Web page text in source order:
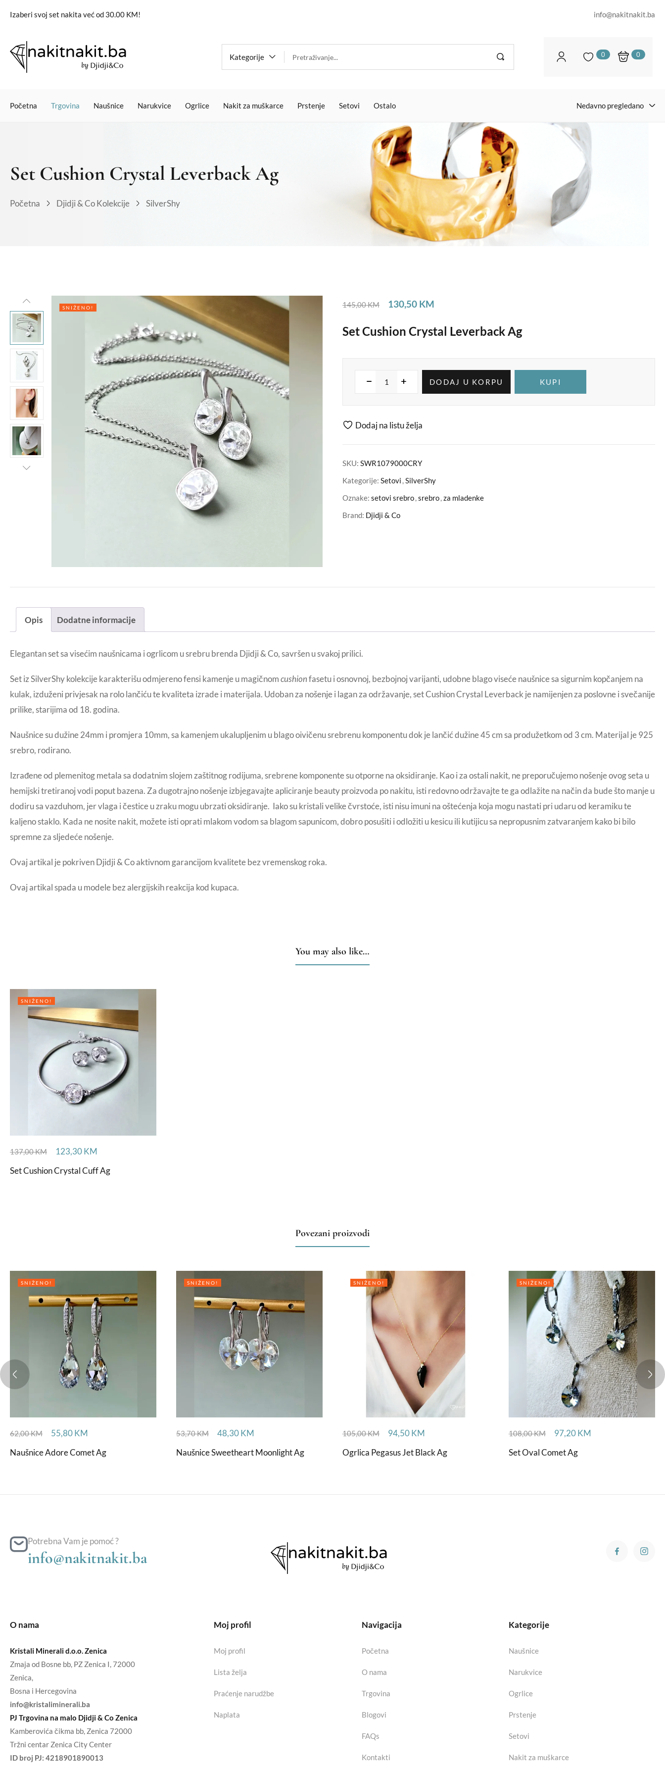
Izaberi svoj set nakita već od 30.00 KM! info@nakitnakit.ba
Kategorije 0 0
Početna Trgovina Naušnice Narukvice Ogrlice Nakit za muškarce Prstenje Setovi Ostalo Nedavno pregledano
Set Cushion Crystal Leverback Ag
Početna Djidji & Co Kolekcije SilverShy
SNIŽENO! 145,00KM 130,50 KM
Set Cushion Crystal Leverback Ag
DODAJ U KORPU KUPI
Dodaj na listu želja
SKU: SWR1079000CRY
Kategorije: Setovi ,SilverShy
Oznake: setovi srebro,srebro,za mladenke
Brand: Djidji & Co
Opis Dodatne informacije
Elegantan set sa visećim naušnicama i ogrlicom u srebru brenda Djidji & Co, savršen u svakoj prilici.
Set iz SilverShy kolekcije karakterišu odmjereno fensi kamenje u magičnomcushionfasetu i osnovnoj, bezbojnoj varijanti, udobne blago viseće naušnice sa sigurnim kopčanjem na
kulak, izduženi privjesak na rolo lančiću te kvaliteta izrade i materijala. Udoban za nošenje i lagan za održavanje, set Cushion Crystal Leverback je namijenjen za poslovne i svečanije
prilike, starijima od 18. godina.
Naušnice su dužine 24mm i promjera 10mm, sa kamenjem ukalupljenim u blago oivičenu srebrenu komponentu dok je lančić dužine 45 cm sa produžetkom od 3 cm. Materijal je 925
srebro, rodirano.
Izrađene od plemenitog metala sa dodatnim slojem zaštitnog rodijuma, srebrene komponente su otporne na oksidiranje. Kao i za ostali nakit, ne preporučujemo nošenje ovog seta u
hemijski tretiranoj vodi poput bazena. Za dugotrajno nošenje izbjegavajte apliciranje beauty proizvoda po nakitu, isti redovno održavajte te ga odlažite na način da bude što manje u
dodiru sa vazduhom, jer vlaga i čestice u zraku mogu ubrzati oksidiranje. Iako su kristali velike čvrstoće, isti nisu imuni na oštećenja koja mogu nastati pri udaru od keramiku te
kaljeno staklo. Kada ne nosite nakit, možete isti oprati mlakom vodom sa blagom sapunicom, dobro posušiti i odložiti u kesicu ili kutijicu sa nepropusnim zatvaranjem kako bi bilo
spremne za sljedeće nošenje.
Ovaj artikal je pokriven Djidji & Co aktivnom garancijom kvalitete bez vremenskog roka.
Ovaj artikal spada u modele bez alergijskih reakcija kod kupaca.
You may also like…
SNIŽENO!
137,00KM 123,30KM
Set Cushion Crystal Cuff Ag
Povezani proizvodi
SNIŽENO!
62,00KM 55,80KM
Naušnice Adore Comet Ag
SNIŽENO!
53,70KM 48,30KM
Naušnice Sweetheart Moonlight Ag
SNIŽENO!
105,00KM 94,50KM
Ogrlica Pegasus Jet Black Ag
SNIŽENO!
108,00KM 97,20KM
Set Oval Comet Ag
Potrebna Vam je pomoć ?
info@nakitnakit.ba
O nama
Kristali Minerali d.o.o. Zenica
Zmaja od Bosne bb, PZ Zenica I, 72000
Zenica,
Bosna i Hercegovina
info@kristaliminerali.ba
PJ Trgovina na malo Djidji & Co Zenica
Kamberovića čikma bb, Zenica 72000
Tržni centar Zenica City Center
ID broj PJ: 4218901890013
Moj profil
Moj profil
Lista želja
Praćenje narudžbe
Naplata
Navigacija
Početna
O nama
Trgovina
Blogovi
FAQs
Kontakti
Kategorije
Naušnice
Narukvice
Ogrlice
Prstenje
Setovi
Nakit za muškarce